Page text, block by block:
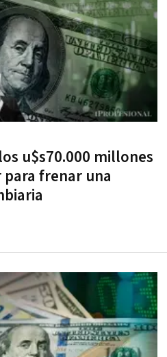
u$s70.000 millones
frenar una